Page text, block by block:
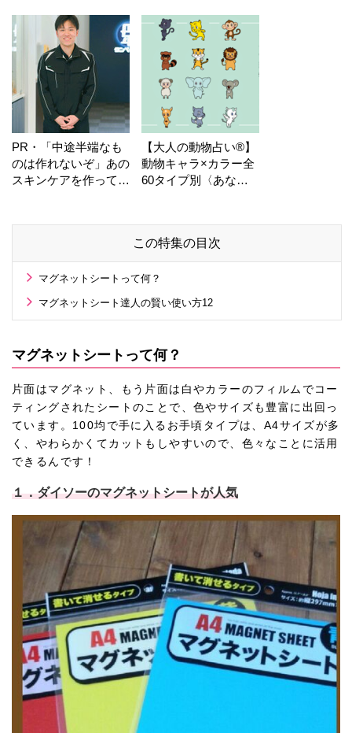
PR・「中途半端なも
のは作れないぞ」あの
スキンケアを作ってい
【大人の動物占い®】
動物キャラ×カラー全
60タイプ別〈あなた
この特集の目次
マグネットシートって何？
マグネットシート達人の賢い使い方12
マグネットシートって何？
片面はマグネット、もう片面は白やカラーのフィルムでコー
ティングされたシートのことで、色やサイズも豊富に出回っ
ています。100均で手に入るお手頃タイプは、A4サイズが多
く、やわらかくてカットもしやすいので、色々なことに活用
できるんです！
１．ダイソーのマグネットシートが人気